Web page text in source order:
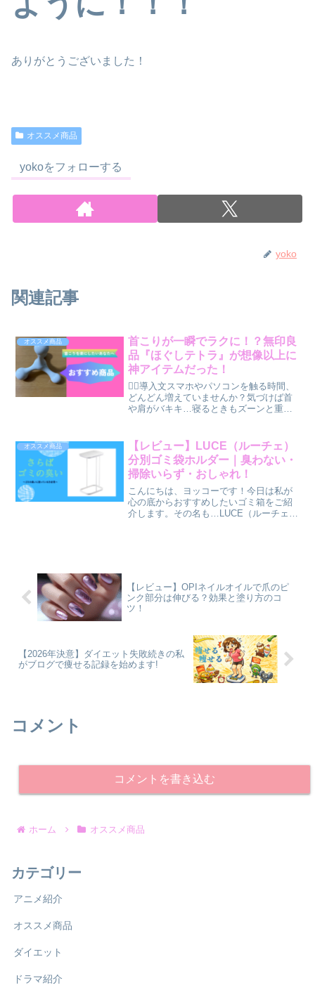
ありがとうございました！
オススメ商品
yokoをフォローする
yoko
関連記事
オススメ商品
首こりが一瞬でラクに！？無印良
品『ほぐしテトラ』が想像以上に
神アイテムだった！
🧘‍♀️導入文スマホやパソコンを触る時間、
どんどん増えていませんか？気づけば首
や肩がバキキ…寝るときもズーンと重
品の「ほぐしテトラ」】が、まさかの救
世主に。見た目は可愛...
オススメ商品
【レビュー】LUCE（ルーチェ）
分別ゴミ袋ホルダー｜臭わない・
掃除いらず・おしゃれ！
こんにちは、ヨッコーです！今日は私が
心の底からおすすめしたいゴミ箱をご紹
介します。その名も…LUCE（ルーチェ）
【レビュー】OPIネイルオイルで爪のピ
ンク部分は伸びる？効果と塗り方のコ
ツ！
【2026年決意】ダイエット失敗続きの私
がブログで痩せる記録を始めます!
コメント
コメントを書き込む
ホーム オススメ商品
カテゴリー
アニメ紹介
オススメ商品
ダイエット
ドラマ紹介